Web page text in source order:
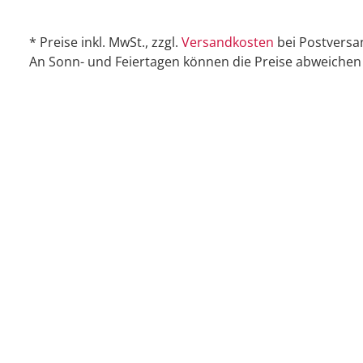
* Preise inkl. MwSt., zzgl. Versandkosten bei
An Sonn- und Feiertagen können die Preise abweichen